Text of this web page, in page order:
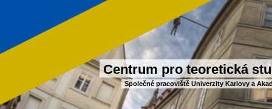
Centrum pro teoretická
Společné pracoviště Univerzity Karlovy a